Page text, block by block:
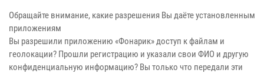
Обращайте внимание, какие разрешения Вы даёте установленным
приложениям
Вы разрешили приложению «Фонарик» доступ к файлам и
геолокации? Прошли регистрацию и указали свои ФИО и другую
конфиденциальную информацию? Вы только что передали эти